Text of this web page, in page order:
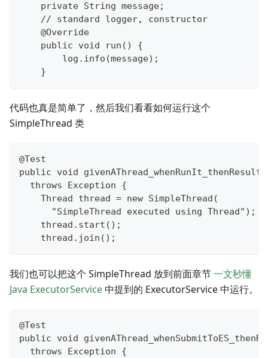
    private String message;
    // standard logger, constructor
    @Override
    public void run() {
        log.info(message);
    }
代码也真是简单了，然后我们看看如何运行这个
SimpleThread 类
@Test
public void
  throws Exception {
    Thread thread = new SimpleThread(
      "SimpleThread executed using Thread");
    thread.start();
    thread.join();
我们也可以把这个 SimpleThread 放到前面章节一文秒懂
Java ExecutorService中提到的 ExecutorService 中运行。
@Test
public void
  throws Exception {